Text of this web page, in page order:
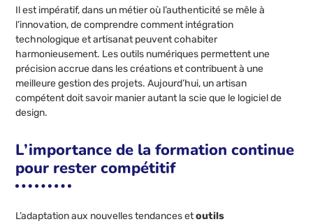
Il est impératif, dans un métier où l’authenticité se mêle à
l’innovation, de comprendre comment intégration
technologique et artisanat peuvent cohabiter
harmonieusement. Les outils numériques permettent une
précision accrue dans les créations et contribuent à une
meilleure gestion des projets. Aujourd’hui, un artisan
compétent doit savoir manier autant la scie que le logiciel de
design.
L’importance de la formation continue
pour rester compétitif
L’adaptation aux nouvelles tendances etoutils